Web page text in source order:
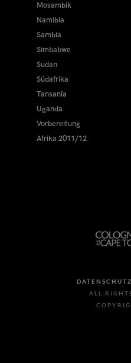
Mosambik
Namibia
Sambia
Simbabwe
Sudan
Südafrika
Tansania
Uganda
Vorbereitung
Afrika 2011/12
ALL